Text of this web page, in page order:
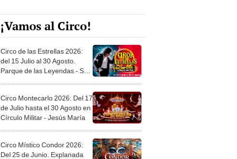
¡Vamos al Circo!
Circo de las Estrellas 2026:
del 15 Julio al 30 Agosto.
Parque de las Leyendas - San
Circo Montecarlo 2026: Del 17
de Julio hasta el 30 Agosto en
Círculo Militar - Jesús María
Circo Místico Condor 2026:
Del 25 de Junio. Explanada